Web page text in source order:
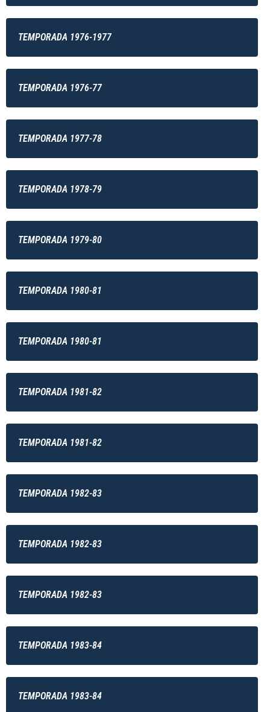
TEMPORADA 1976-1977
TEMPORADA 1976-77
TEMPORADA 1977-78
TEMPORADA 1978-79
TEMPORADA 1979-80
TEMPORADA 1980-81
TEMPORADA 1980-81
TEMPORADA 1981-82
TEMPORADA 1981-82
TEMPORADA 1982-83
TEMPORADA 1982-83
TEMPORADA 1982-83
TEMPORADA 1983-84
TEMPORADA 1983-84